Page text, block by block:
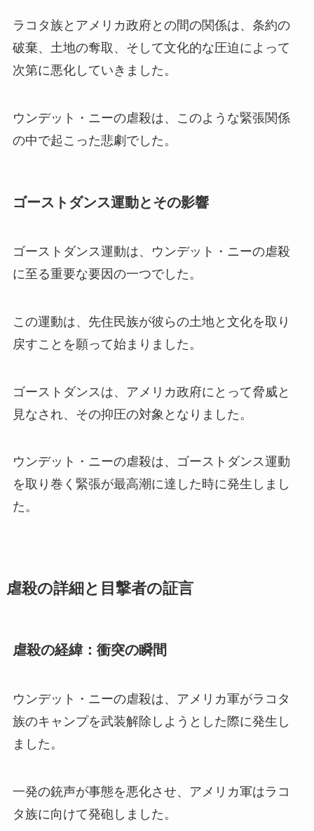
ラコタ族とアメリカ政府との間の関係は、条約の
破棄、土地の奪取、そして文化的な圧迫によって
次第に悪化していきました。
ウンデット・ニーの虐殺は、このような緊張関係
の中で起こった悲劇でした。
ゴーストダンス運動とその影響
ゴーストダンス運動は、ウンデット・ニーの虐殺
に至る重要な要因の一つでした。
この運動は、先住民族が彼らの土地と文化を取り
戻すことを願って始まりました。
ゴーストダンスは、アメリカ政府にとって脅威と
見なされ、その抑圧の対象となりました。
ウンデット・ニーの虐殺は、ゴーストダンス運動
を取り巻く緊張が最高潮に達した時に発生しまし
た。
虐殺の詳細と目撃者の証言
虐殺の経緯：衝突の瞬間
ウンデット・ニーの虐殺は、アメリカ軍がラコタ
族のキャンプを武装解除しようとした際に発生し
ました。
一発の銃声が事態を悪化させ、アメリカ軍はラコ
タ族に向けて発砲しました。